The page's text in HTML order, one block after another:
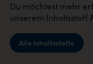
Du möchtest mehr
unserem Inhaltsstoff
Alle Inhaltsstoffe